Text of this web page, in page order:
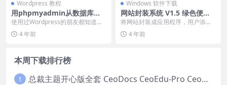
Wordpress 教程
用phpmyadmin从数据库修
改WordPress主题
使用过Wordpress的朋友都知道，
在仪表盘修改主题是非常简单，基
本上一键切换...
4 年前
Windows 软件下载
网站封装系统 V1.5 绿色便携
版
将网站封装成应用程序，用户添加
网址后，添加各种证书秘钥信息，
设置桌面图标和启动图...
4 年前
本周下载排行榜
1 总裁主题开心版全套 CeoDocs CeoEdu-Pro CeoMax-Pro CeoNova-Pro